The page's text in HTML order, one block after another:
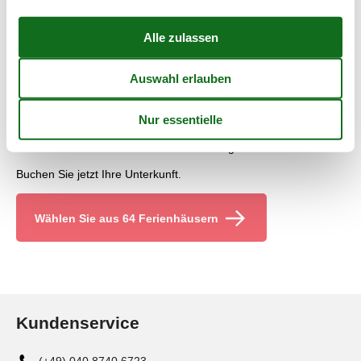
Das lebhafte Stadtleben gehört ebenso zu einem Urlaub in einer
besonders Kinder genießen. Unabhängig von der gewählten
Region sind es die faszinierenden Burgen und historischen
Herrensitze, die viele Familien begeistern.
Doch bei Touren durch die irische Landschaft lässt sich noch viel
mehr entdecken, denn Irland begeistert mit einem besonderen
Buchen Sie jetzt Ihre Unterkunft.
Wählen Sie aus 64 Ferienhäusern
Kundenservice